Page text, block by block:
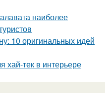
наиболее
10 оригинальных идей
хай-тек в интерьере